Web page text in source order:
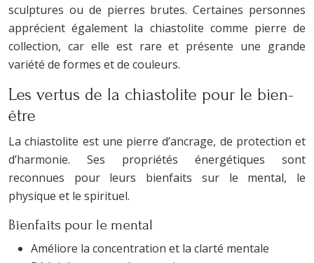
sculptures ou de pierres brutes. Certaines personnes
apprécient également la chiastolite comme pierre de
collection, car elle est rare et présente une grande
variété de formes et de couleurs.
Les vertus de la chiastolite pour le bien-
être
La chiastolite est une pierre d’ancrage, de protection et
d’harmonie. Ses propriétés énergétiques sont
reconnues pour leurs bienfaits sur le mental, le
physique et le spirituel.
Bienfaits pour le mental
Améliore la concentration et la clarté mentale